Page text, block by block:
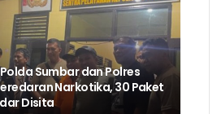
Sumbar dan Polres
Narkotika, 30 Paket
Disita